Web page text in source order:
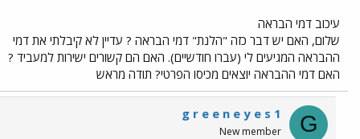
עיכוב דמי הבראה
שלום, האם יש דבר כזה "הלנת" דמי הבראה ? עדיין לא קיבלתי את דמי
ההבראה המגיעים לי (עברו חודשיים). האם הם קשורים ישירות למעביד ?
האם דמי ההבראה יוצאים מכיסו הפרטי? תודה מראש
G
g r e e n e y e s 1
New member